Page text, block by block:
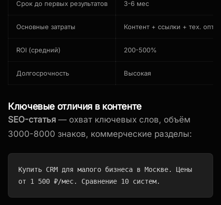
Срок до первых результатов 3-6 мес
Основные затраты Контент + ссылки + тех.
ROI (средний) 200-500%
Долгосрочность Высокая
Ключевые отличия в контенте
SEO-статья — охват ключевых слов, объём
3000-8000 знаков, коммерческие разделы:
Купить CRM для малого бизнеса в Москве. Цены
от 1 500 ₽/мес. Сравнение 10 систем.